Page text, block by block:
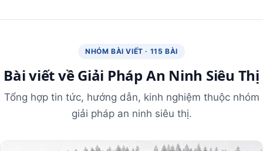
NHÓM BÀI VIẾT · 115 BÀI
Bài viết về Giải Pháp An Ninh Siêu Thị
Tổng hợp tin tức, hướng dẫn, kinh nghiệm thuộc nhóm
giải pháp an ninh siêu thị.